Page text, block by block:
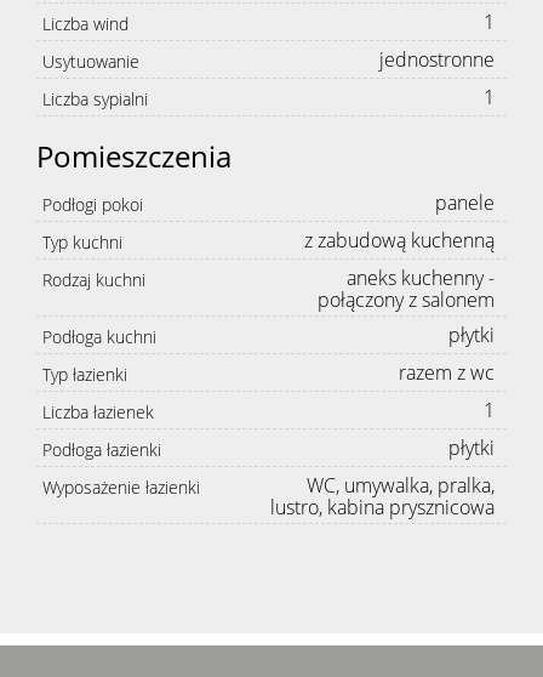
Liczba wind 1
Usytuowanie jednostronne
Liczba sypialni 1
Pomieszczenia
Podłogi pokoi panele
Typ kuchni z zabudową kuchenną
Rodzaj kuchni
aneks kuchenny -
połączony z salonem
Podłoga kuchni płytki
Typ łazienki razem z wc
Liczba łazienek 1
Podłoga łazienki płytki
Wyposażenie łazienki
WC, umywalka, pralka,
lustro, kabina prysznicowa